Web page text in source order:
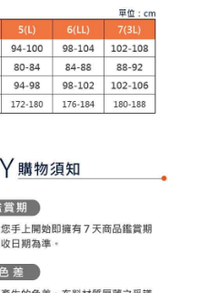
訊註冊。若發現惡意使用之情形，
之使用額度並採取法律行動。
運費